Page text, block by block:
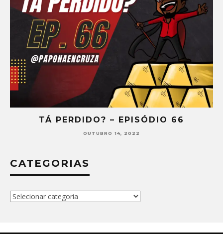
TÁ PERDIDO? – EPISÓDIO 66
OUTUBRO 14, 2022
CATEGORIAS
Categorias